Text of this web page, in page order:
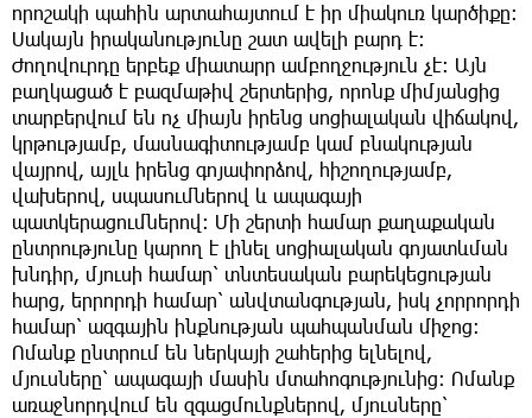
որոշակի պահին արտահայտում է իր միակուռ կարծիքը։
Սակայն իրականությունը շատ ավելի բարդ է։
Ժողովուրդը երբեք միատարր ամբողջություն չէ։ Այն
բաղկացած է բազմաթիվ շերտերից, որոնք միմյանցից
տարբերվում են ոչ միայն իրենց սոցիալական վիճակով,
կրթությամբ, մասնագիտությամբ կամ բնակության
վայրով, այլև իրենց գոյափորձով, հիշողությամբ,
վախերով, սպասումներով և ապագայի
պատկերացումներով։ Մի շերտի համար քաղաքական
ընտրությունը կարող է լինել սոցիալական գոյատևման
խնդիր, մյուսի համար՝ տնտեսական բարեկեցության
հարց, երրորդի համար՝ անվտանգության, իսկ չորրորդի
համար՝ ազգային ինքնության պահպանման միջոց։
Ոմանք ընտրում են ներկայի շահերից ելնելով,
մյուսները՝ ապագայի մասին մտահոգությունից։ Ոմանք
առաջնորդվում են զգացմունքներով, մյուսները՝